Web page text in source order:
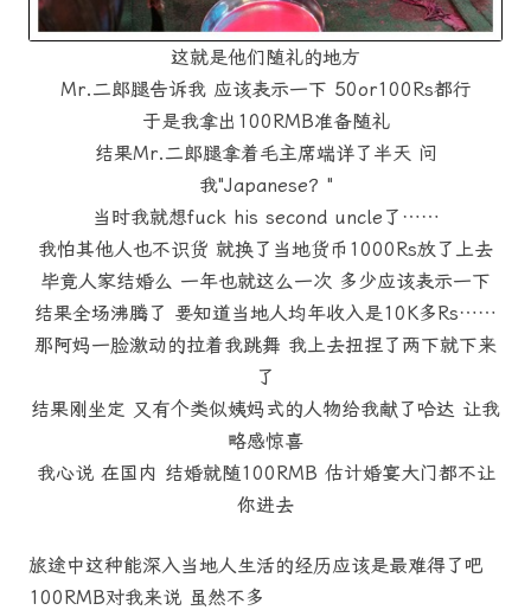
这就是他们随礼的地方
Mr.二郎腿告诉我 应该表示一下 50or100Rs都行
于是我拿出100RMB准备随礼
结果Mr.二郎腿拿着毛主席端详了半天 问
我"Japanese？"
当时我就想fuck his second uncle了……
我怕其他人也不识货 就换了当地货币1000Rs放了上去
毕竟人家结婚么 一年也就这么一次 多少应该表示一下
结果全场沸腾了 要知道当地人均年收入是10K多Rs……
那阿妈一脸激动的拉着我跳舞 我上去扭捏了两下就下来
了
结果刚坐定 又有个类似姨妈式的人物给我献了哈达 让我
略感惊喜
我心说 在国内 结婚就随100RMB 估计婚宴大门都不让
你进去
旅途中这种能深入当地人生活的经历应该是最难得了吧
100RMB对我来说 虽然不多